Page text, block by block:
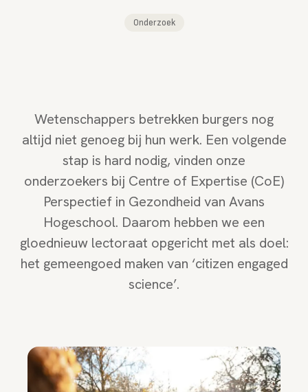
Onderzoek
Wetenschappers betrekken burgers nog
altijd niet genoeg bij hun werk. Een volgende
stap is hard nodig, vinden onze
onderzoekers bij Centre of Expertise (CoE)
Perspectief in Gezondheid van Avans
Hogeschool. Daarom hebben we een
gloednieuw lectoraat opgericht met als doel:
het gemeengoed maken van ‘citizen engaged
science’.